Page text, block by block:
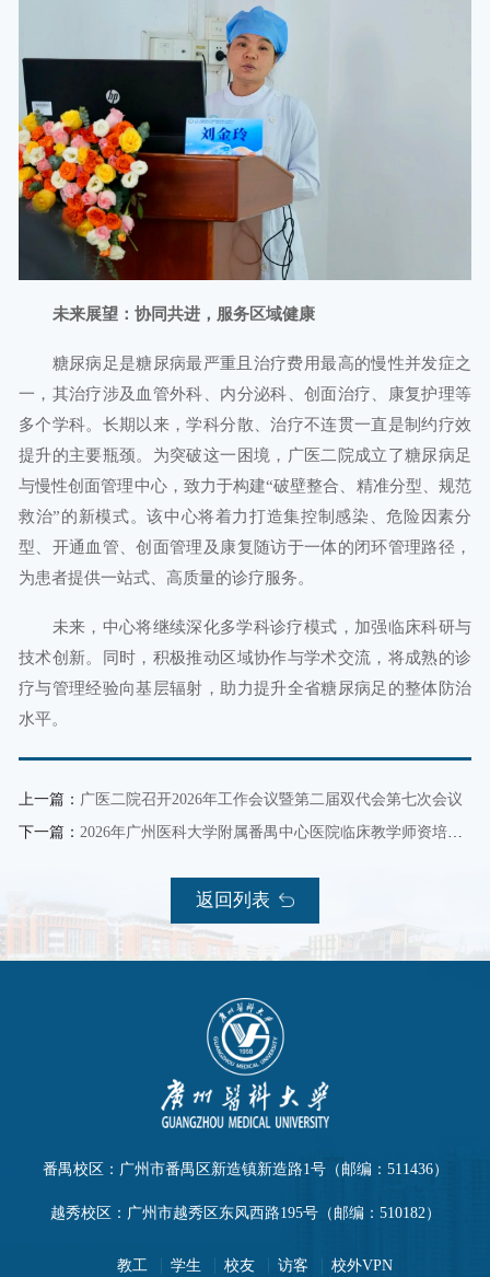
未来展望：协同共进，服务区域健康
糖尿病足是糖尿病最严重且治疗费用最高的慢性并发症之
一，其治疗涉及血管外科、内分泌科、创面治疗、康复护理等
多个学科。长期以来，学科分散、治疗不连贯一直是制约疗效
提升的主要瓶颈。为突破这一困境，广医二院成立了糖尿病足
与慢性创面管理中心，致力于构建“破壁整合、精准分型、规范
救治”的新模式。该中心将着力打造集控制感染、危险因素分
型、开通血管、创面管理及康复随访于一体的闭环管理路径，
为患者提供一站式、高质量的诊疗服务。
未来，中心将继续深化多学科诊疗模式，加强临床科研与
技术创新。同时，积极推动区域协作与学术交流，将成熟的诊
疗与管理经验向基层辐射，助力提升全省糖尿病足的整体防治
水平。
上一篇： 广医二院召开2026年工作会议暨第二届双代会第七次会议
下一篇： 2026年广州医科大学附属番禺中心医院临床教学师资培训班开班
返回列表
番禺校区：广州市番禺区新造镇新造路1号（邮编：511436）
越秀校区：广州市越秀区东风西路195号（邮编：510182）
教工 学生 校友 访客 校外VPN